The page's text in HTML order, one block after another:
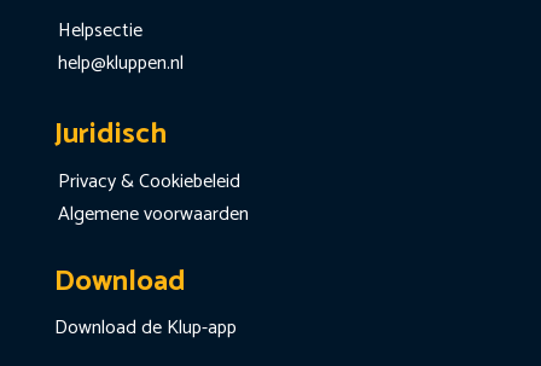
Helpsectie
help@kluppen.nl
Juridisch
Privacy & Cookiebeleid
Algemene voorwaarden
Download
Download de Klup-app